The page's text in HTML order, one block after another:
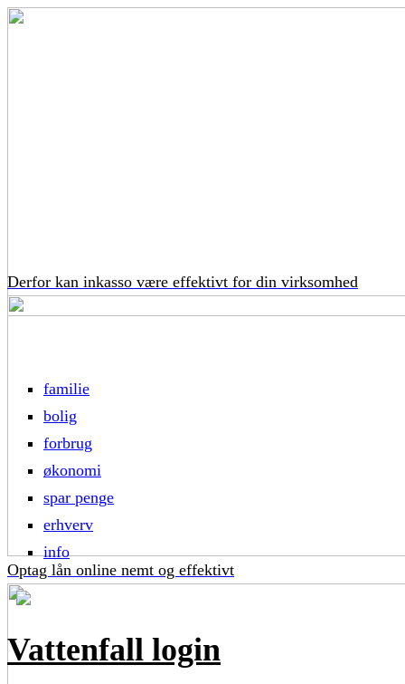
Derfor kan inkasso være effektivt for din virksomhed
Optag lån online nemt og effektivt
familie
bolig
forbrug
økonomi
spar penge
erhverv
info
Vattenfall login